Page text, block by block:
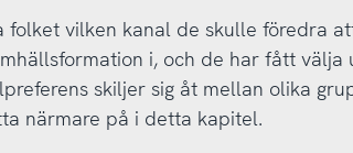
folket vilken kanal de skulle föredra
i, och de har fått välja
skiljer sig åt mellan olika
närmare på i detta kapitel.